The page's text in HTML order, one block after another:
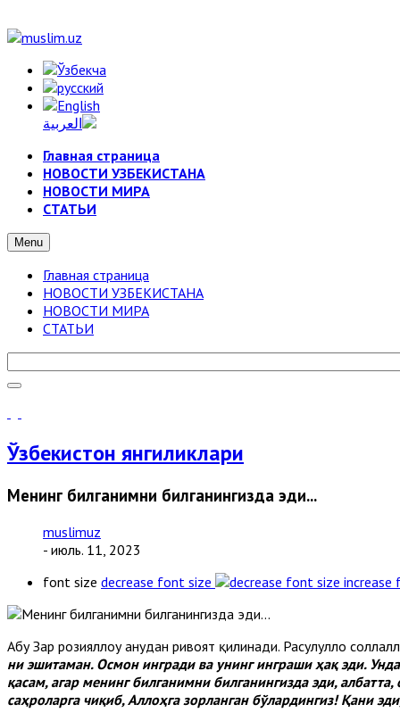
Главная страница
НОВОСТИ УЗБЕКИСТАНА
НОВОСТИ МИРА
СТАТЬИ
Menu
Главная страница
НОВОСТИ УЗБЕКИСТАНА
НОВОСТИ МИРА
СТАТЬИ
Ўзбекистон янгиликлари
Менинг билганимни билганингизда эди...
muslimuz
- июль. 11, 2023
font size decrease font size increase
Абу Зар розияллоҳу анҳу­дан ривоят қилинади. Расулуллоҳ
ни эшитаман. Осмон ингради ва унинг инграши ҳақ эди.
қасам, агар менинг билганимни билганингизда эди,
саҳроларга чиқиб, Аллоҳга зорланган бўлардингиз! Қани